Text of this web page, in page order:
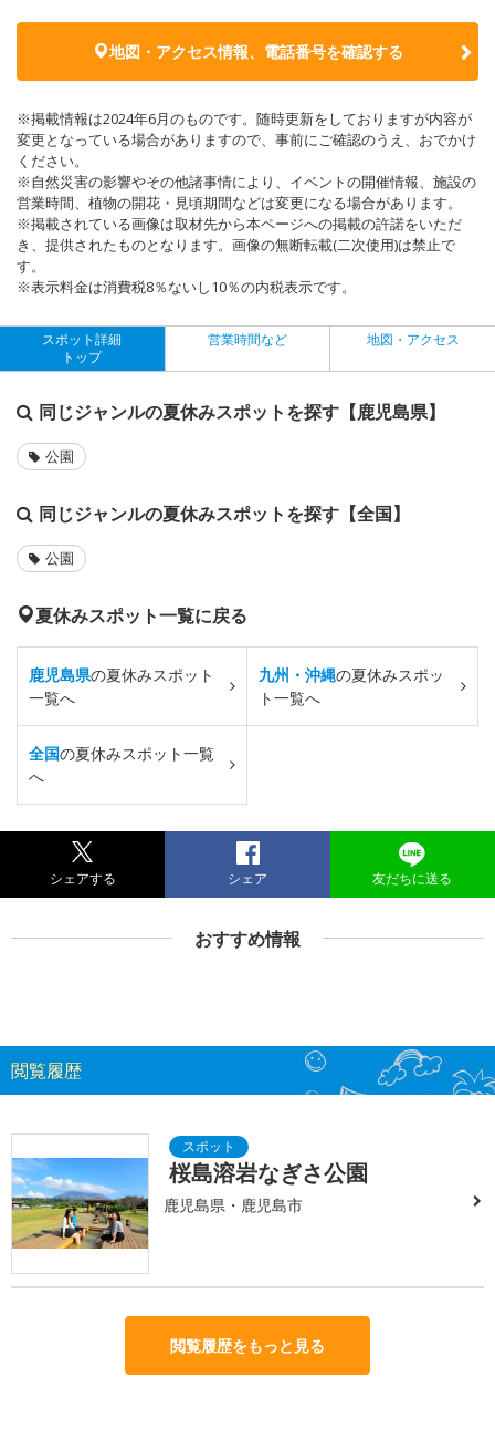
地図・アクセス情報、電話番号を確認する
※掲載情報は2024年6月のものです。随時更新をしておりますが内容が
変更となっている場合がありますので、事前にご確認のうえ、おでかけ
ください。
※自然災害の影響やその他諸事情により、イベントの開催情報、施設の
営業時間、植物の開花・見頃期間などは変更になる場合があります。
※掲載されている画像は取材先から本ページへの掲載の許諾をいただ
き、提供されたものとなります。画像の無断転載(二次使用)は禁止で
す。
※表示料金は消費税8％ないし10％の内税表示です。
スポット詳細
トップ
営業時間など 地図・アクセス
同じジャンルの夏休みスポットを探す【鹿児島県】
公園
同じジャンルの夏休みスポットを探す【全国】
公園
夏休みスポット一覧に戻る
鹿児島県の夏休みスポット
一覧へ
九州・沖縄の夏休みスポッ
ト一覧へ
全国の夏休みスポット一覧
へ
シェアする シェア 友だちに送る
おすすめ情報
閲覧履歴
桜島溶岩なぎさ公園
鹿児島県・鹿児島市
閲覧履歴をもっと見る